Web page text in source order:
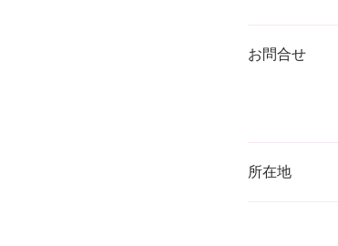
お問合せ
所在地